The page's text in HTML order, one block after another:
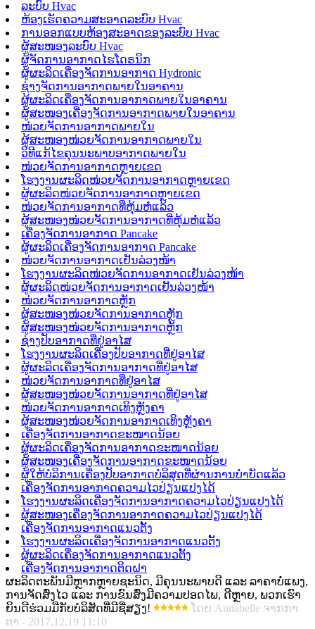
ລະບົບ Hvac
ຫ້ອງເຮັດຄວາມສະອາດລະບົບ Hvac
ການອອກແບບຫ້ອງສະອາດຂອງລະບົບ Hvac
ຜູ້ສະໜອງລະບົບ Hvac
ຜູ້ຈັດການອາກາດໄຮໂດຣນິກ
ຜູ້ຜະລິດເຄື່ອງຈັດການອາກາດ Hydronic
ຊ່າງຈັດການອາກາດພາຍໃນອາຄານ
ຜູ້ຜະລິດເຄື່ອງຈັດການອາກາດພາຍໃນອາຄານ
ຜູ້ສະໜອງເຄື່ອງຈັດການອາກາດພາຍໃນອາຄານ
ໜ່ວຍຈັດການອາກາດພາຍໃນ
ຜູ້ສະໜອງໜ່ວຍຈັດການອາກາດພາຍໃນ
ວິທີແກ້ໄຂຄຸນນະພາບອາກາດພາຍໃນ
ໜ່ວຍຈັດການອາກາດຫຼາຍເຂດ
ໂຮງງານຜະລິດໜ່ວຍຈັດການອາກາດຫຼາຍເຂດ
ຜູ້ຜະລິດໜ່ວຍຈັດການອາກາດຫຼາຍເຂດ
ໜ່ວຍຈັດການອາກາດທີ່ຫຸ້ມຫໍ່ແລ້ວ
ຜູ້ສະໜອງໜ່ວຍຈັດການອາກາດທີ່ຫຸ້ມຫໍ່ແລ້ວ
ເຄື່ອງຈັດການອາກາດ Pancake
ຜູ້ຜະລິດເຄື່ອງຈັດການອາກາດ Pancake
ໜ່ວຍຈັດການອາກາດເຢັນລ່ວງໜ້າ
ໂຮງງານຜະລິດໜ່ວຍຈັດການອາກາດເຢັນລ່ວງໜ້າ
ຜູ້ຜະລິດໜ່ວຍຈັດການອາກາດເຢັນລ່ວງໜ້າ
ໜ່ວຍຈັດການອາກາດຫຼັກ
ຜູ້ສະໜອງໜ່ວຍຈັດການອາກາດຫຼັກ
ຜູ້ສະໜອງໜ່ວຍຈັດການອາກາດຫຼັກ
ຊ່າງປັບອາກາດທີ່ຢູ່ອາໄສ
ໂຮງງານຜະລິດເຄື່ອງປັບອາກາດທີ່ຢູ່ອາໄສ
ຜູ້ຜະລິດເຄື່ອງຈັດການອາກາດທີ່ຢູ່ອາໄສ
ໜ່ວຍຈັດການອາກາດທີ່ຢູ່ອາໄສ
ຜູ້ສະໜອງໜ່ວຍຈັດການອາກາດທີ່ຢູ່ອາໄສ
ໜ່ວຍຈັດການອາກາດເທິງຫຼັງຄາ
ຜູ້ສະໜອງໜ່ວຍຈັດການອາກາດເທິງຫຼັງຄາ
ເຄື່ອງຈັດການອາກາດຂະໜາດນ້ອຍ
ຜູ້ຜະລິດເຄື່ອງຈັດການອາກາດຂະໜາດນ້ອຍ
ຜູ້ສະໜອງເຄື່ອງຈັດການອາກາດຂະໜາດນ້ອຍ
ຜູ້ໃຫ້ບໍລິການເຄື່ອງປັບອາກາດບໍລິສຸດທີ່ຜ່ານການບຳບັດແລ້ວ
ເຄື່ອງຈັດການອາກາດຄວາມໄວປ່ຽນແປງໄດ້
ໂຮງງານຜະລິດເຄື່ອງຈັດການອາກາດຄວາມໄວປ່ຽນແປງໄດ້
ຜູ້ສະໜອງເຄື່ອງຈັດການອາກາດຄວາມໄວປ່ຽນແປງໄດ້
ເຄື່ອງຈັດການອາກາດແນວຕັ້ງ
ໂຮງງານຜະລິດເຄື່ອງຈັດການອາກາດແນວຕັ້ງ
ຜູ້ຜະລິດເຄື່ອງຈັດການອາກາດແນວຕັ້ງ
ເຄື່ອງຈັດການອາກາດຕິດຝາ
ຜະລິດຕະພັນມີຫຼາກຫຼາຍຊະນິດ, ມີຄຸນນະພາບດີ ແລະ ລາຄາບໍ່ແພງ,
ການຈັດສົ່ງໄວ ແລະ ການຂົນສົ່ງມີຄວາມປອດໄພ, ດີຫຼາຍ, ພວກເຮົາ
ຍິນດີຮ່ວມມືກັບບໍລິສັດທີ່ມີຊື່ສຽງ!
ໂດຍ Annabelle ຈາກກາ
ຕາ - 2017.12.19 11:10